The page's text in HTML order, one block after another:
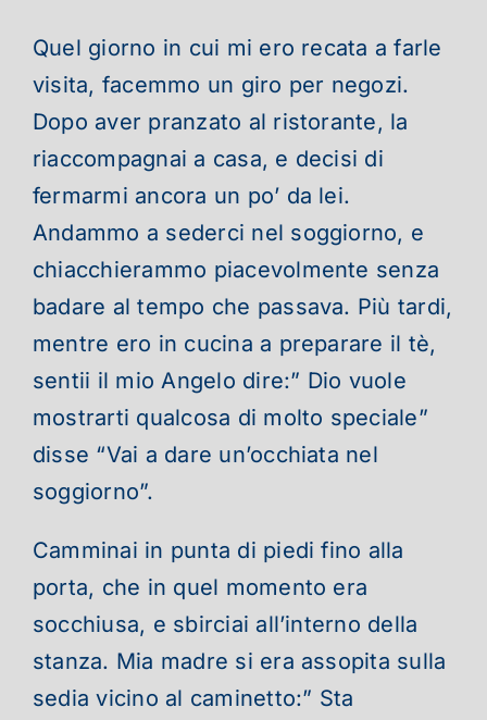
Quel giorno in cui mi ero recata a farle
visita, facemmo un giro per negozi.
Dopo aver pranzato al ristorante, la
riaccompagnai a casa, e decisi di
fermarmi ancora un po’ da lei.
Andammo a sederci nel soggiorno, e
chiacchierammo piacevolmente senza
badare al tempo che passava. Più tardi,
mentre ero in cucina a preparare il tè,
sentii il mio Angelo dire:” Dio vuole
mostrarti qualcosa di molto speciale”
disse “Vai a dare un’occhiata nel
soggiorno”.
Camminai in punta di piedi fino alla
porta, che in quel momento era
socchiusa, e sbirciai all’interno della
stanza. Mia madre si era assopita sulla
sedia vicino al caminetto:” Sta